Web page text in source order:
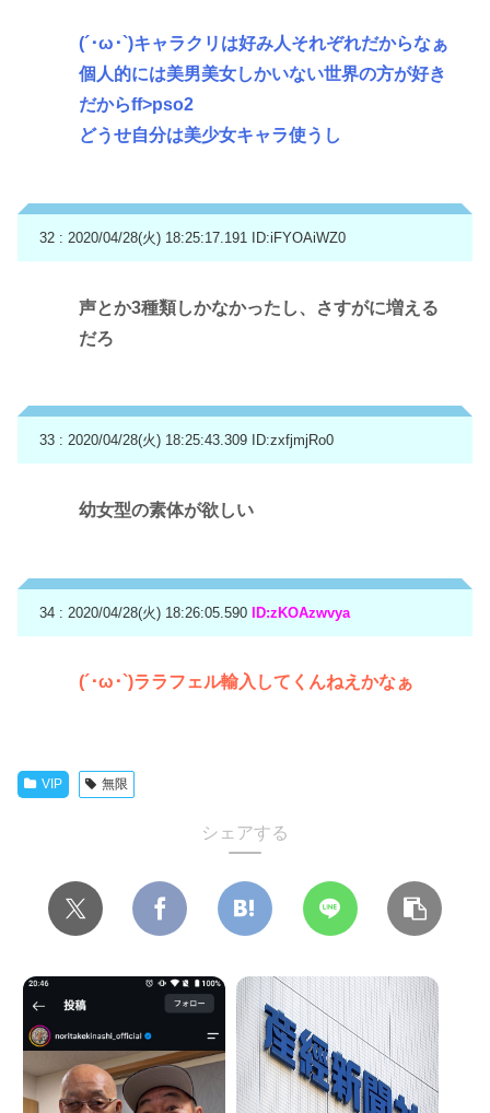
(´･ω･`)キャラクリは好み人それぞれだからなぁ
個人的には美男美女しかいない世界の方が好き
だからff>pso2
どうせ自分は美少女キャラ使うし
32 : 2020/04/28(火) 18:25:17.191 ID:iFYOAiWZ0
声とか3種類しかなかったし、さすがに増える
だろ
33 : 2020/04/28(火) 18:25:43.309 ID:zxfjmjRo0
幼女型の素体が欲しい
34 : 2020/04/28(火) 18:26:05.590 ID:zKOAzwvya
(´･ω･`)ララフェル輸入してくんねえかなぁ
VIP 無限
シェアする